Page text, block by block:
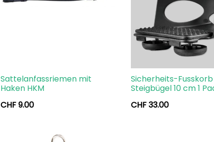
Sattelanfassriemen mit
Haken HKM
CHF9.00
Sicherheits-
Steigbügel 10 cm 1
CHF33.00